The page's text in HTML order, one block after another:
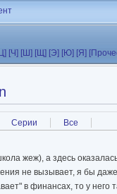
[Ч] [Ш] [Щ] [Э] [Ю] [Я]
Серии Все
жеж), а здесь
не вызывает, я бы
в финансах, то у